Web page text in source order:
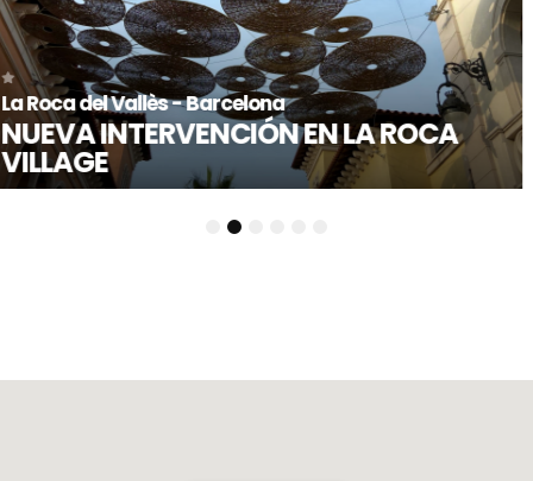
Las Rozas de Madrid - Madrid
LAS ROZAS VILLAGE
5